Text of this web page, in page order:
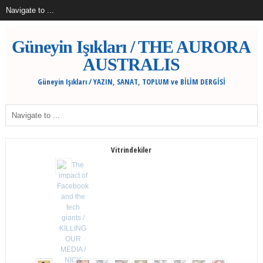
Güneyin Işıkları / THE AURORA
AUSTRALIS
Güneyin Işıkları / YAZIN, SANAT, TOPLUM ve BİLİM DERGİSİ
Vitrindekiler